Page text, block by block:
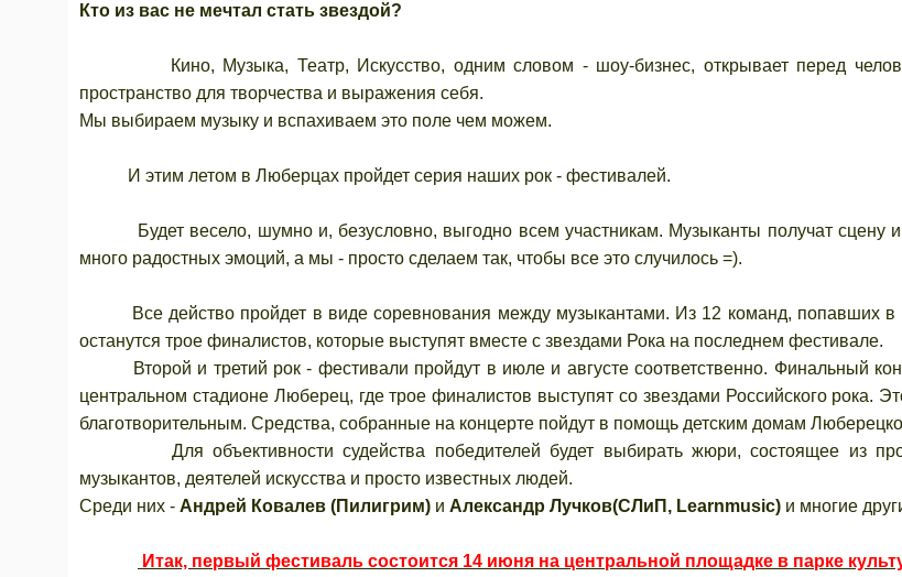
Кто из вас не мечтал стать звездой?
Кино, Музыка, Театр, Искусство, одним словом - шоу-бизнес, открывает перед
пространство для творчества и выражения себя.
Мы выбираем музыку и вспахиваем это поле чем можем.
И этим летом в Люберцах пройдет серия наших рок - фестивалей.
Будет весело, шумно и, безусловно, выгодно всем участникам. Музыканты получат сцену и
много радостных эмоций, а мы - просто сделаем так, чтобы все это случилось =).
Все действо пройдет в виде соревнования между музыкантами. Из 12 команд, попавших в
останутся трое финалистов, которые выступят вместе с звездами Рока на последнем фестивале.
Второй и третий рок - фестивали пройдут в июле и августе соответственно. Финальный
центральном стадионе Люберец, где трое финалистов выступят со звездами Российского рока.
благотворительным. Средства, собранные на концерте пойдут в помощь детским домам
Для объективности судейства победителей будет выбирать жюри, состоящее из
музыкантов, деятелей искусства и просто известных людей.
Среди них - Андрей Ковалев (Пилигрим) и Александр Лучков(СЛиП, Learnmusic) и многие
Итак, первый фестиваль состоится 14 июня на центральной площадке в парке